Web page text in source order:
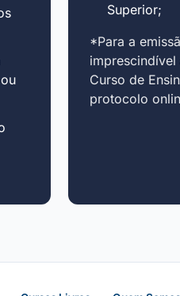
Superior;
*Para a
Curso de
protocolo